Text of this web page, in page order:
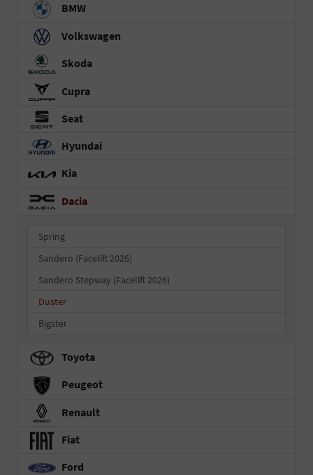
BMW
Volkswagen
Skoda
Cupra
Seat
Hyundai
Kia
Dacia
Spring
Sandero (Facelift 2026)
Sandero Stepway (Facelift 2026)
Duster
Bigster
Toyota
Peugeot
Renault
Fiat
Ford